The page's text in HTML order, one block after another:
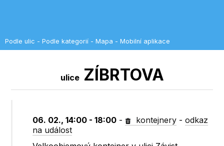
Podle ulic - Podle kategorií - Mapa - Mobilní aplikace
uliceZÍBRTOVA
06. 02., 14:00 - 18:00 - kontejnery -odkaz
na událost